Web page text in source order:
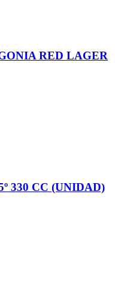
RED LAGER
330 CC (UNIDAD)